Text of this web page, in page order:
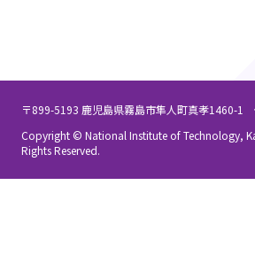
〒899-5193 鹿児島県霧島市隼人町真孝1460-1
Copyright © National Institute of Technology,
Rights Reserved.